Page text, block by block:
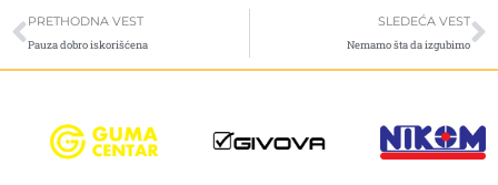
Prev
PRETHODNA VEST
Pauza dobro iskorišćena
SLEDEĆA VEST
Nemamo šta da izgubimo